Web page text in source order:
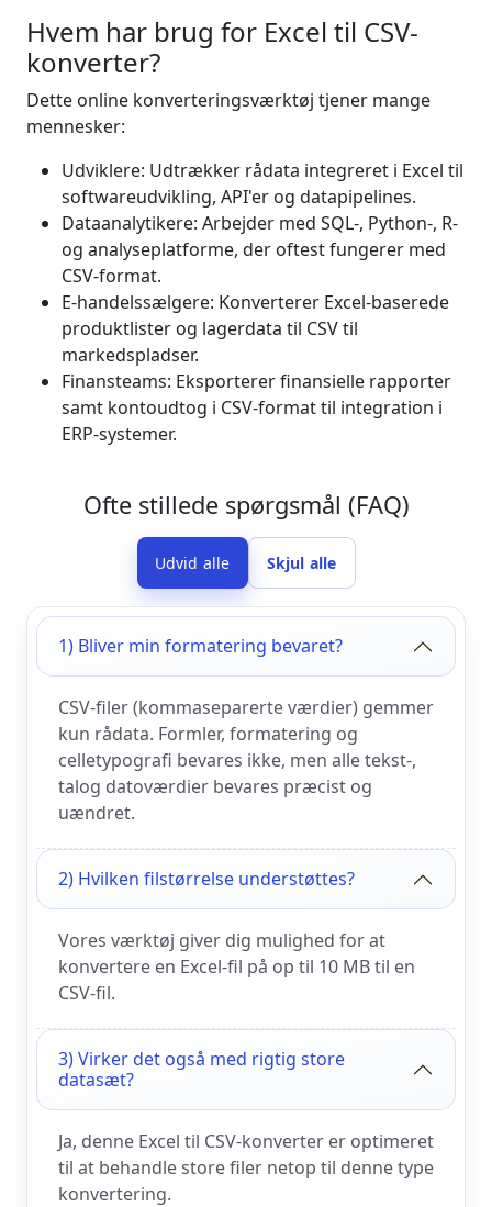
Hvem har brug for Excel til CSV-
konverter?
Dette online konverteringsværktøj tjener mange
mennesker:
Udviklere: Udtrækker rådata integreret i Excel til
softwareudvikling, API'er og datapipelines.
Dataanalytikere: Arbejder med SQL-, Python-, R-
og analyseplatforme, der oftest fungerer med
CSV-format.
E-handelssælgere: Konverterer Excel-baserede
produktlister og lagerdata til CSV til
markedspladser.
Finansteams: Eksporterer finansielle rapporter
samt kontoudtog i CSV-format til integration i
ERP-systemer.
Ofte stillede spørgsmål (FAQ)
Udvid alle Skjul alle
1) Bliver min formatering bevaret?
CSV-filer (kommaseparerte værdier) gemmer
kun rådata. Formler, formatering og
celletypografi bevares ikke, men alle tekst-,
talog datoværdier bevares præcist og
uændret.
2) Hvilken filstørrelse understøttes?
Vores værktøj giver dig mulighed for at
konvertere en Excel-fil på op til 10 MB til en
CSV-fil.
3) Virker det også med rigtig store
datasæt?
Ja, denne Excel til CSV-konverter er optimeret
til at behandle store filer netop til denne type
konvertering.